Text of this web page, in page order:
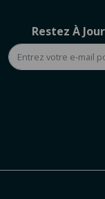
Restez À